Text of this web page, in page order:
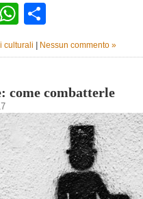
EmailWhatsApp
culturali Nessun commento »
come combatterle